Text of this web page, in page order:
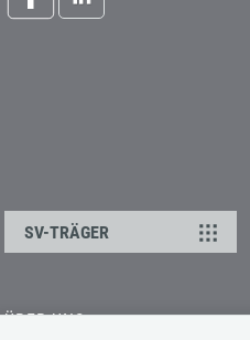
SV-TRÄGER
ÜBER UNS